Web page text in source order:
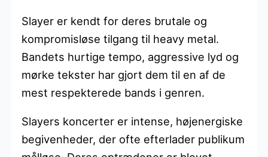
Slayer er kendt for deres brutale og
kompromisløse tilgang til heavy metal.
Bandets hurtige tempo, aggressive lyd og
mørke tekster har gjort dem til en af de
mest respekterede bands i genren.
Slayers koncerter er intense, højenergiske
begivenheder, der ofte efterlader publikum